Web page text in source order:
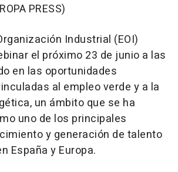
PRESS)
Industrial (EOI)
el próximo 23 de junio a las
en las oportunidades
al empleo verde y a la
un ámbito que se ha
uno de los principales
y generación de talento
España y Europa.